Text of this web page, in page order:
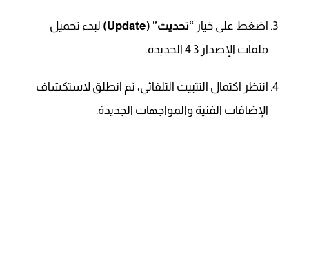
اضغط على خيار “تحديث” (Update)
لبدء تحميل
ملفات الإصدار 4.3 الجديدة.
انتظر اكتمال التثبيت التلقائي، ثم انطلق لاستكشاف
الإضافات الفنية والمواجهات الجديدة.